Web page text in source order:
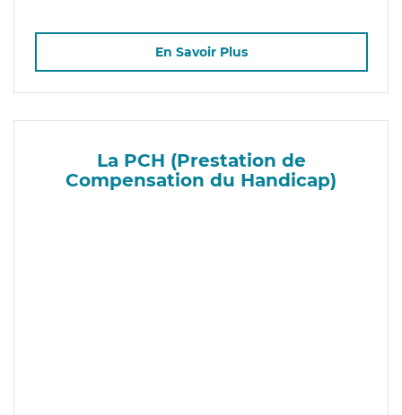
En Savoir Plus
La PCH (Prestation de
Compensation du Handicap)